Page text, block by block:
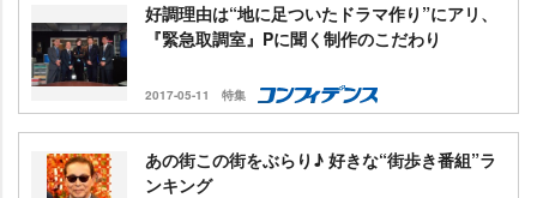
好調理由は“地に足ついたドラマ作り”にアリ、
『緊急取調室』Pに聞く制作のこだわり
2017-05-11 特集
あの街この街をぶらり♪ 好きな“街歩き番組”ラ
ンキング